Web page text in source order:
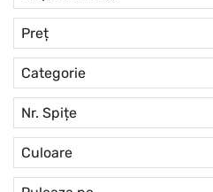
Preț
Categorie
Nr. Spițe
Culoare